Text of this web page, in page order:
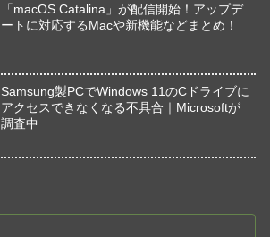
「macOS Catalina」が配信開始！アップデ
ートに対応するMacや新機能などまとめ！
Samsung製PCでWindows 11のCドライブに
アクセスできなくなる不具合｜Microsoftが
調査中